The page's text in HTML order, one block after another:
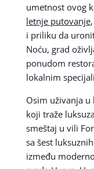
umetnost ovog
letnje putovanje
i priliku da
Noću, grad
ponudom
lokalnim
Osim uživanja
koji traže
smeštaj u vili
sa šest
između